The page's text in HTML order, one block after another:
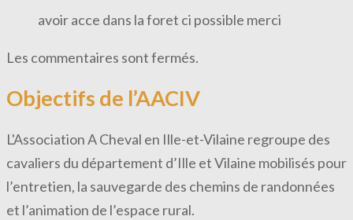
avoir acce dans la foret ci possible merci
Les commentaires sont fermés.
Objectifs de l’AACIV
L'Association A Cheval en Ille-et-Vilaine regroupe des
cavaliers du département d’Ille et Vilaine mobilisés pour
l’entretien, la sauvegarde des chemins de randonnées
et l’animation de l’espace rural.